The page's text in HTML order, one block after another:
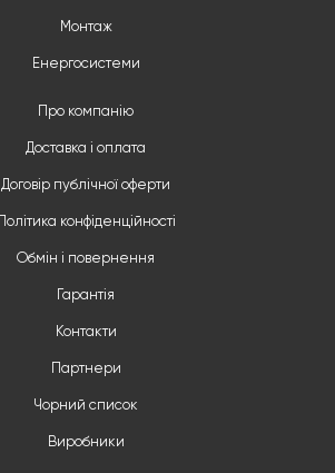
Монтаж
Енергосистеми
Про компанію
Доставка і оплата
Договір публічної оферти
Політика конфіденційності
Обмін і повернення
Гарантія
Контакти
Партнери
Чорний список
Виробники